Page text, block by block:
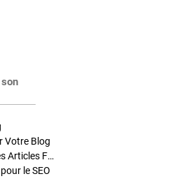
Votre Blog
Stratégies de Publication : Boostez Votre Blog avec des Articles Fréquents et Exclusifs
le SEO